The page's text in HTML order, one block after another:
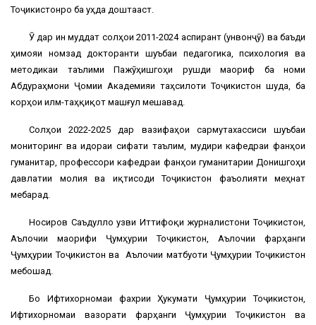
Тоҷикистонро ба уҳда доштааст.
Ӯ дар ин муддат солҳои 2011-2024 аспирант (унвонҷӯ) ва баъди
ҳимояи номзадӣ докторанти шуъбаи педагогика, психология ва
методикаи таълими Пажӯҳишгоҳи рушди маориф ба номи
Абдураҳмони Ҷомии Академияи таҳсилоти Тоҷикистон шуда, ба
корҳои илмӣ-таҳқиқотӣ машғул мешавад.
Солҳои 2022-2025 дар вазифаҳои сармутахассиси шуъбаи
мониторинг ва идораи сифати таълим, мудири кафедраи фанҳои
гуманитарӣ, профессори кафедраи фанҳои гуманитарии Донишгоҳи
давлатии молия ва иқтисоди Тоҷикистон фаъолияти меҳнатӣ
мебарад.
Носиров Саъдулло узви Иттифоқи журналистони Тоҷикистон,
Аълочии маорифи Ҷумҳурии Тоҷикистон, Аълочии фарҳанги
Ҷумҳурии Тоҷикистон ва Аълочии матбуоти Ҷумҳурии Тоҷикистон
мебошад.
Бо Ифтихорномаи фахрии Ҳукумати Ҷумҳурии Тоҷикистон,
Ифтихорномаи вазорати фарҳанги Ҷумҳурии Тоҷикистон ва